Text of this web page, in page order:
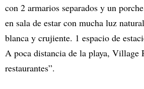
con 2 armarios separados y un
en sala de estar con mucha luz
blanca y crujiente. 1 espacio de
A poca distancia de la playa, Village
restaurantes”.